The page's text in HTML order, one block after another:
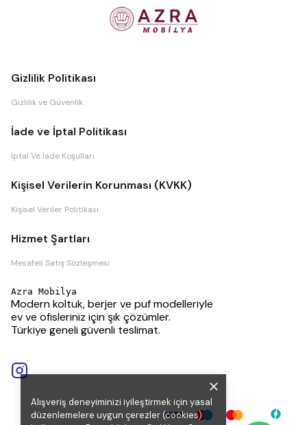
Alışveriş deneyiminizi iyileştirmek için yasal
düzenlemelere uygun çerezler (cookies)
Gizlilik Politikası
Gizlilik ve Güvenlik
İade ve İptal Politikası
İptal Ve İade Koşulları
Kişisel Verilerin Korunması (KVKK)
Kişisel Veriler Politikası
Hizmet Şartları
Mesafeli Satış Sözleşmesi
Azra Mobilya
Modern koltuk, berjer ve puf modelleriyle
ev ve ofisleriniz için şık çözümler.
Türkiye geneli güvenli teslimat.